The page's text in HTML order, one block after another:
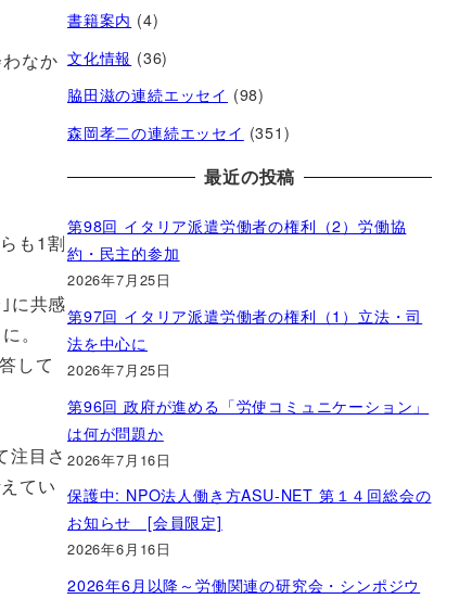
なか
も1割
に共感
。
して
注目さ
てい
書籍案内 (4)
文化情報 (36)
脇田滋の連続エッセイ (98)
森岡孝二の連続エッセイ (351)
最近の投稿
第98回 イタリア派遣労働者の権利（2）労働協
約・民主的参加
2026年7月25日
第97回 イタリア派遣労働者の権利（1）立法・司
法を中心に
2026年7月25日
第96回 政府が進める「労使コミュニケーション」
は何が問題か
2026年7月16日
保護中: NPO法人働き方ASU-NET 第１４回総会の
お知らせ [会員限定]
2026年6月16日
2026年6月以降～労働関連の研究会・シンポジウ